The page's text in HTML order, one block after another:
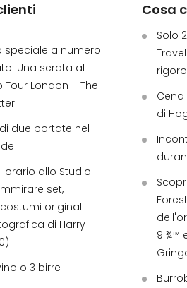
speciale a numero
Una serata al
Tour London – The
due portate nel
orario allo Studio
set,
originali
di Harry
o 3 birre
Cosa
Solo
di
9 ¾™